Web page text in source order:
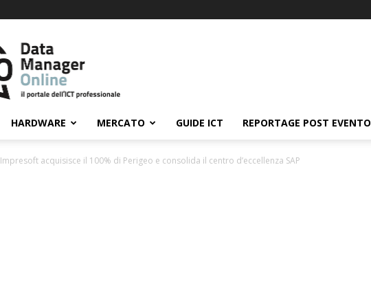
Data
Manager
Online
HARDWARE MERCATO GUIDE ICT REPORTAGE POST EVENTO
Impresoft acquisisce il 100% di Perigeo e consolida il centro d’eccellenza SAP